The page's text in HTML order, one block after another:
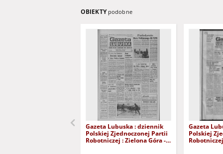
OBIEKTY podobne
Gazeta Lubuska : dziennik
Polskiej Zjednoczonej Partii
Robotniczej : Zielona Góra -
Gazeta
Polskiej